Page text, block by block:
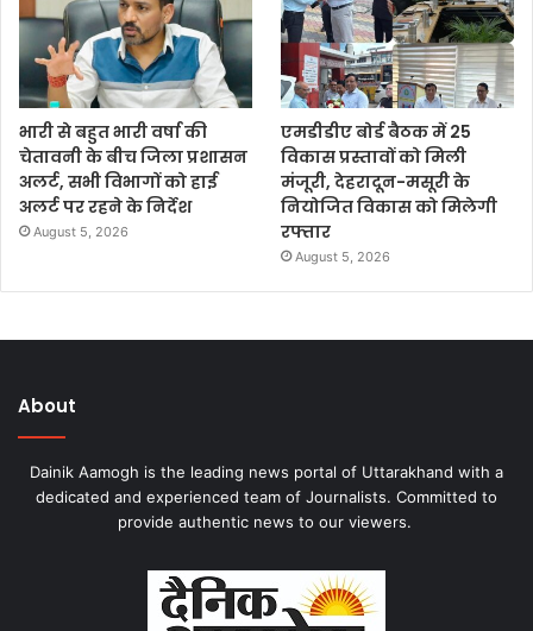
भारी से बहुत भारी वर्षा की
चेतावनी के बीच जिला प्रशासन
अलर्ट, सभी विभागों को हाई
अलर्ट पर रहने के निर्देश
August 5, 2026
एमडीडीए बोर्ड बैठक में 25
विकास प्रस्तावों को मिली
मंजूरी, देहरादून-मसूरी के
नियोजित विकास को मिलेगी
रफ्तार
August 5, 2026
About
Dainik Aamogh is the leading news portal of Uttarakhand with a
dedicated and experienced team of Journalists. Committed to
provide authentic news to our viewers.